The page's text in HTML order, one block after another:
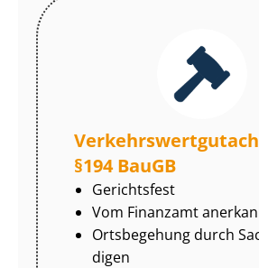
§194 BauGB
Gerichtsfest
Vom Finanzamt
Ortsbegehung durch
di­gen